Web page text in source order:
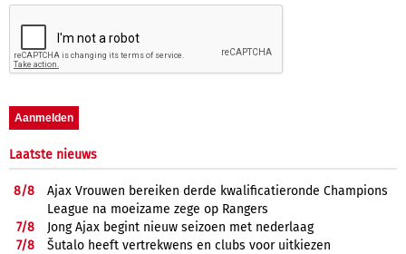
Laatste nieuws
8/8
Ajax Vrouwen bereiken derde kwalificatieronde Champions
League na moeizame zege op Rangers
7/8
Jong Ajax begint nieuw seizoen met nederlaag
7/8
Šutalo heeft vertrekwens en clubs voor uitkiezen